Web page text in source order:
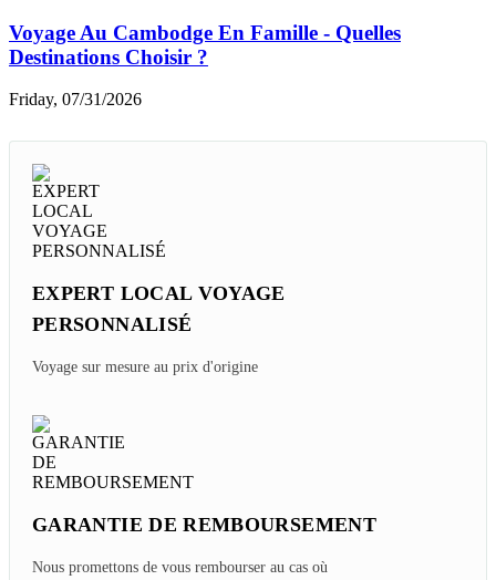
Voyage Au Cambodge En Famille - Quelles
Destinations Choisir ?
Friday, 07/31/2026
EXPERT LOCAL VOYAGE
PERSONNALISÉ
Voyage sur mesure au prix d'origine
GARANTIE DE REMBOURSEMENT
Nous promettons de vous rembourser au cas où